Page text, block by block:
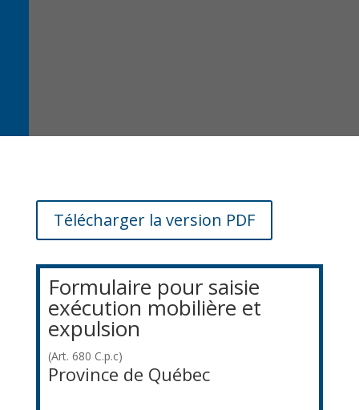
Télécharger la version PDF
Formulaire pour saisie
exécution mobilière et
expulsion
(Art. 680 C.p.c)
Province de Québec